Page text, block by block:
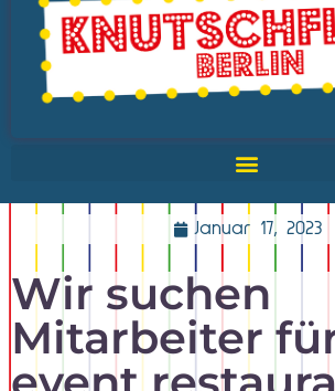
Januar 17, 2023
Wir suchen
Mitarbeiter